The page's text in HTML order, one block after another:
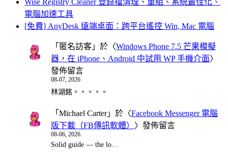
Wise Registry Cleaner 登錄檔清理、重組、系統最佳化、
電腦加速工具
[免費] AnyDesk 遠端桌面：跨平台遙控 Win, Mac 電腦
「 匿名訪客 」於〈Windows Phone 7.5 芒果模擬
器，在 iPhone、Android 中試用 WP 手機介面〉
發佈留言
08-07, 2026
林湖銘。。。。。
「 Michael Carter」於〈Facebook Messenger 電腦
版下載（FB傳訊軟體） 〉發佈留言
08-06, 2026
Solid guide — the lo…